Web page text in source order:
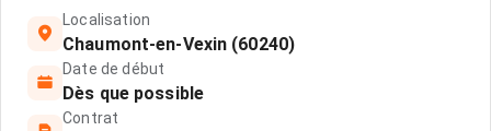
Localisation
Chaumont-en-Vexin (60240)
Date de début
Dès que possible
Contrat